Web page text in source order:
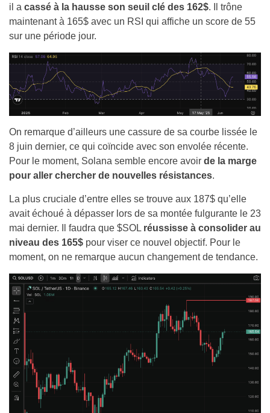
il a cassé à la hausse son seuil clé des 162$. Il trône
maintenant à 165$ avec un RSI qui affiche un score de 55
sur une période jour.
On remarque d’ailleurs une cassure de sa courbe lissée le
8 juin dernier, ce qui coïncide avec son envolée récente.
Pour le moment, Solana semble encore avoir de la marge
pour aller chercher de nouvelles résistances.
La plus cruciale d’entre elles se trouve aux 187$ qu’elle
avait échoué à dépasser lors de sa montée fulgurante le 23
mai dernier. Il faudra que $SOL réussisse à consolider au
niveau des 165$ pour viser ce nouvel objectif. Pour le
moment, on ne remarque aucun changement de tendance.